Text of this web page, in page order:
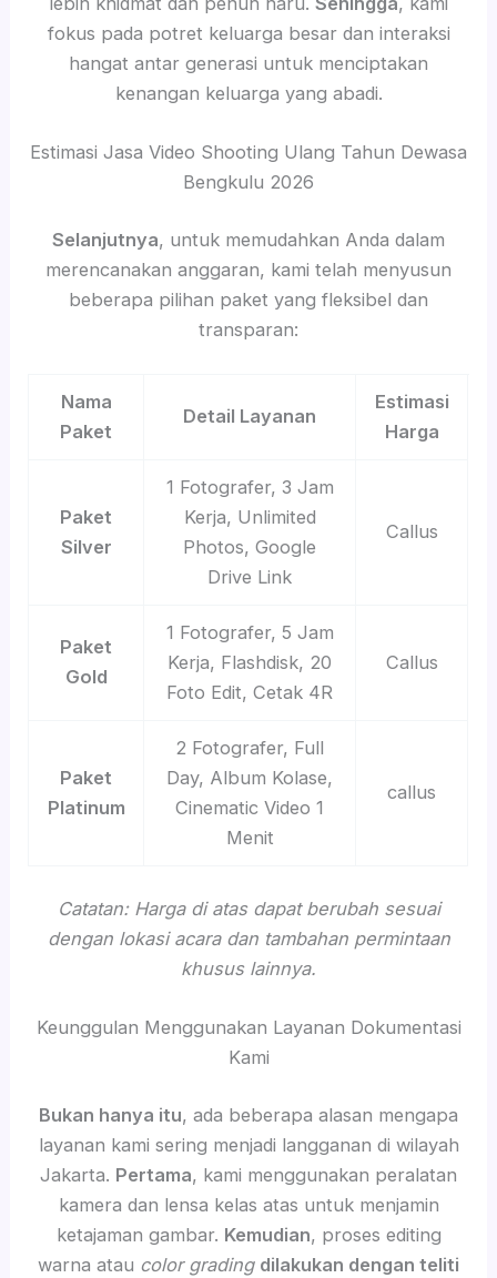
fokus pada potret keluarga besar dan interaksi
hangat antar generasi untuk menciptakan
kenangan keluarga yang abadi.
Estimasi Jasa Video Shooting Ulang Tahun Dewasa
Bengkulu 2026
Selanjutnya, untuk memudahkan Anda dalam
merencanakan anggaran, kami telah menyusun
beberapa pilihan paket yang fleksibel dan
transparan:
Nama
Paket
Detail Layanan
Estimasi
Harga
Paket
Silver
1 Fotografer, 3 Jam
Kerja, Unlimited
Photos, Google
Drive Link
Callus
Paket
Gold
1 Fotografer, 5 Jam
Kerja, Flashdisk, 20
Foto Edit, Cetak 4R
Callus
Paket
Platinum
2 Fotografer, Full
Day, Album Kolase,
Cinematic Video 1
Menit
callus
Catatan: Harga di atas dapat berubah sesuai
dengan lokasi acara dan tambahan permintaan
khusus lainnya.
Keunggulan Menggunakan Layanan Dokumentasi
Kami
Bukan hanya itu, ada beberapa alasan mengapa
layanan kami sering menjadi langganan di wilayah
Jakarta. Pertama, kami menggunakan peralatan
kamera dan lensa kelas atas untuk menjamin
ketajaman gambar. Kemudian, proses editing
warna atau color grading dilakukan dengan teliti